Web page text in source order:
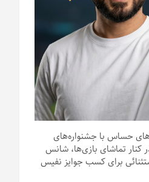
حساس با جشنواره‌های
کنار تماشای بازی‌ها، شانس
برای کسب جوایز نفیس